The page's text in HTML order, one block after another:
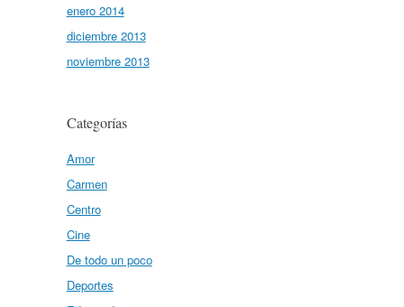
enero 2014
diciembre 2013
noviembre 2013
Categorías
Amor
Carmen
Centro
Cine
De todo un poco
Deportes